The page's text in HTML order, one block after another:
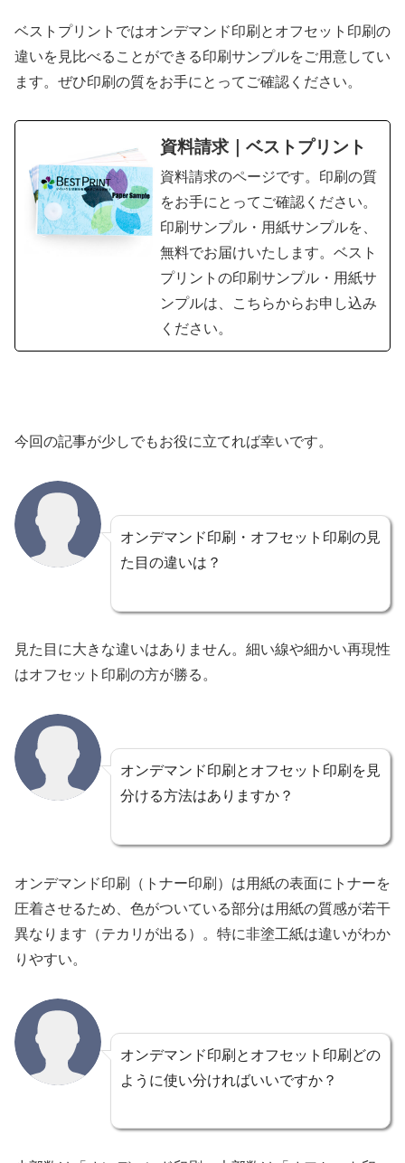
ベストプリントではオンデマンド印刷とオフセット印刷の
違いを見比べることができる印刷サンプルをご用意してい
ます。ぜひ印刷の質をお手にとってご確認ください。
資料請求｜ベストプリント
資料請求のページです。印刷の質
をお手にとってご確認ください。
印刷サンプル・用紙サンプルを、
無料でお届けいたします。ベスト
プリントの印刷サンプル・用紙サ
ンプルは、こちらからお申し込み
ください。
今回の記事が少しでもお役に立てれば幸いです。
オンデマンド印刷・オフセット印刷の見
た目の違いは？
見た目に大きな違いはありません。細い線や細かい再現性
はオフセット印刷の方が勝る。
オンデマンド印刷とオフセット印刷を見
分ける方法はありますか？
オンデマンド印刷（トナー印刷）は用紙の表面にトナーを
圧着させるため、色がついている部分は用紙の質感が若干
異なります（テカリが出る）。特に非塗工紙は違いがわか
りやすい。
オンデマンド印刷とオフセット印刷どの
ように使い分ければいいですか？